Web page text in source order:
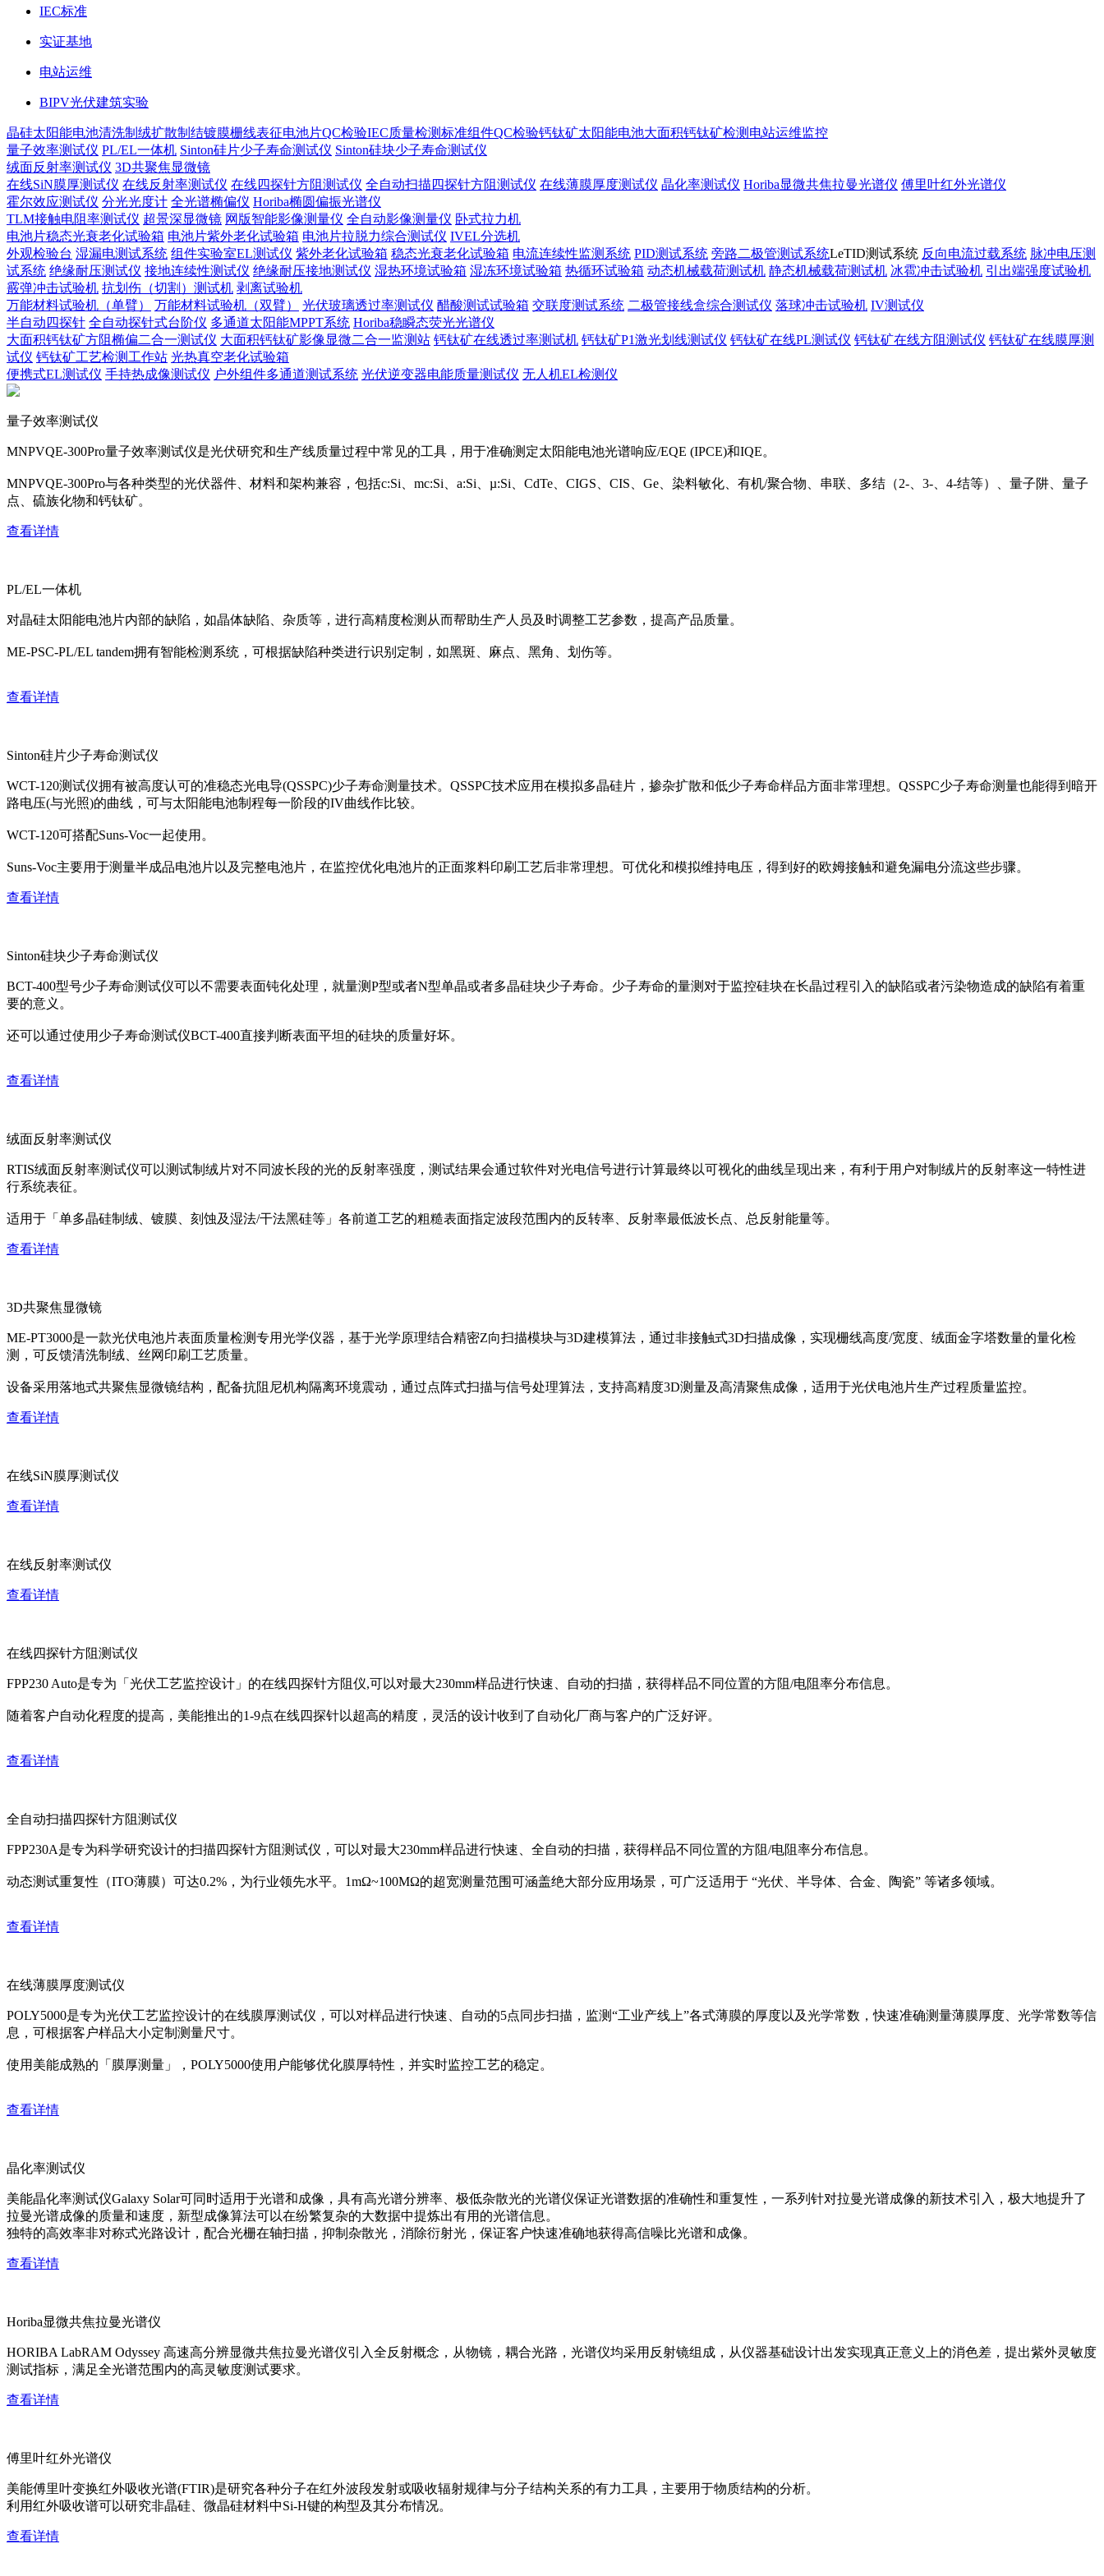
IEC标准
实证基地
电站运维
BIPV光伏建筑实验
晶硅太阳能电池清洗制绒扩散制结镀膜栅线表征电池片QC检验IEC质量检测标准组件QC检验钙钛矿太阳能电池大面积钙钛矿检测 电站运维监控
量子效率测试仪 PL/EL一体机 Sinton硅片少子寿命测试仪 Sinton硅块少子寿命测试仪
绒面反射率测试仪 3D共聚焦显微镜
在线SiN膜厚测试仪 在线反射率测试仪 在线四探针方阻测试仪 全自动扫描四探针方阻测试仪 在线薄膜厚度测试仪 晶化率测试仪 Horiba显微共焦拉曼光谱仪 傅里叶红外光谱仪
霍尔效应测试仪 分光光度计 全光谱椭偏仪 Horiba椭圆偏振光谱仪
TLM接触电阻率测试仪 超景深显微镜 网版智能影像测量仪 全自动影像测量仪 卧式拉力机
电池片稳态光衰老化试验箱 电池片紫外老化试验箱 电池片拉脱力综合测试仪 IVEL分选机
外观检验台 湿漏电测试系统 组件实验室EL测试仪 紫外老化试验箱 稳态光衰老化试验箱 电流连续性监测系统 PID测试系统 旁路二极管测试系统LeTID测试系统 反向电流过载系统 脉冲电压测
试系统 绝缘耐压测试仪 接地连续性测试仪 绝缘耐压接地测试仪 湿热环境试验箱 湿冻环境试验箱 热循环试验箱 动态机械载荷测试机 静态机械载荷测试机 冰雹冲击试验机 引出端强度试验机
霰弹冲击试验机 抗划伤（切割）测试机 剥离试验机
万能材料试验机（单臂）
万能材料试验机（双臂） 光伏玻璃透过率测试仪 醋酸测试试验箱 交联度测试系统 二极管接线盒综合测试仪 落球冲击试验机 IV测试仪
半自动四探针 全自动探针式台阶仪 多通道太阳能MPPT系统 Horiba稳瞬态荧光光谱仪
大面积钙钛矿方阻椭偏二合一测试仪 大面积钙钛矿影像显微二合一监测站 钙钛矿在线透过率测试机 钙钛矿P1激光划线测试仪 钙钛矿在线PL测试仪 钙钛矿在线方阻测试仪 钙钛矿在线膜厚测
试仪 钙钛矿工艺检测工作站 光热真空老化试验箱
便携式EL测试仪 手持热成像测试仪 户外组件多通道测试系统 光伏逆变器电能质量测试仪 无人机EL检测仪
量子效率测试仪
MNPVQE-300Pro量子效率测试仪是光伏研究和生产线质量过程中常见的工具，用于准确测定太阳能电池光谱响应/EQE (IPCE)和IQE。
MNPVQE-300Pro与各种类型的光伏器件、材料和架构兼容，包括c:Si、mc:Si、a:Si、µ:Si、CdTe、CIGS、CIS、Ge、染料敏化、有机/聚合物、串联、多结（2-、3-、4-结等）、量子阱、量子
点、硫族化物和钙钛矿。
查看详情
PL/EL一体机
对晶硅太阳能电池片内部的缺陷，如晶体缺陷、杂质等，进行高精度检测从而帮助生产人员及时调整工艺参数，提高产品质量。
ME-PSC-PL/EL tandem拥有智能检测系统，可根据缺陷种类进行识别定制，如黑斑、麻点、黑角、划伤等。
查看详情
Sinton硅片少子寿命测试仪
WCT-120测试仪拥有被高度认可的准稳态光电导(QSSPC)少子寿命测量技术。QSSPC技术应用在模拟多晶硅片，掺杂扩散和低少子寿命样品方面非常理想。QSSPC少子寿命测量也能得到暗开
路电压(与光照)的曲线，可与太阳能电池制程每一阶段的IV曲线作比较。
WCT-120可搭配Suns-Voc一起使用。
Suns-Voc主要用于测量半成品电池片以及完整电池片，在监控优化电池片的正面浆料印刷工艺后非常理想。可优化和模拟维持电压，得到好的欧姆接触和避免漏电分流这些步骤。
查看详情
Sinton硅块少子寿命测试仪
BCT-400型号少子寿命测试仪可以不需要表面钝化处理，就量测P型或者N型单晶或者多晶硅块少子寿命。少子寿命的量测对于监控硅块在长晶过程引入的缺陷或者污染物造成的缺陷有着重
要的意义。
还可以通过使用少子寿命测试仪BCT-400直接判断表面平坦的硅块的质量好坏。
查看详情
绒面反射率测试仪
RTIS绒面反射率测试仪可以测试制绒片对不同波长段的光的反射率强度，测试结果会通过软件对光电信号进行计算最终以可视化的曲线呈现出来，有利于用户对制绒片的反射率这一特性进
行系统表征。
适用于「单多晶硅制绒、镀膜、刻蚀及湿法/干法黑硅等」各前道工艺的粗糙表面指定波段范围内的反转率、反射率最低波长点、总反射能量等。
查看详情
3D共聚焦显微镜
ME-PT3000是一款光伏电池片表面质量检测专用光学仪器，基于光学原理结合精密Z向扫描模块与3D建模算法，通过非接触式3D扫描成像，实现栅线高度/宽度、绒面金字塔数量的量化检
测，可反馈清洗制绒、丝网印刷工艺质量。
设备采用落地式共聚焦显微镜结构，配备抗阻尼机构隔离环境震动，通过点阵式扫描与信号处理算法，支持高精度3D测量及高清聚焦成像，适用于光伏电池片生产过程质量监控。
查看详情
在线SiN膜厚测试仪
查看详情
在线反射率测试仪
查看详情
在线四探针方阻测试仪
FPP230 Auto是专为「光伏工艺监控设计」的在线四探针方阻仪,可以对最大230mm样品进行快速、自动的扫描，获得样品不同位置的方阻/电阻率分布信息。
随着客户自动化程度的提高，美能推出的1-9点在线四探针以超高的精度，灵活的设计收到了自动化厂商与客户的广泛好评。
查看详情
全自动扫描四探针方阻测试仪
FPP230A是专为科学研究设计的扫描四探针方阻测试仪，可以对最大230mm样品进行快速、全自动的扫描，获得样品不同位置的方阻/电阻率分布信息。
动态测试重复性（ITO薄膜）可达0.2%，为行业领先水平。1mΩ~100MΩ的超宽测量范围可涵盖绝大部分应用场景，可广泛适用于 “光伏、半导体、合金、陶瓷” 等诸多领域。
查看详情
在线薄膜厚度测试仪
POLY5000是专为光伏工艺监控设计的在线膜厚测试仪，可以对样品进行快速、自动的5点同步扫描，监测“工业产线上”各式薄膜的厚度以及光学常数，快速准确测量薄膜厚度、光学常数等信
息，可根据客户样品大小定制测量尺寸。
使用美能成熟的「膜厚测量」，POLY5000使用户能够优化膜厚特性，并实时监控工艺的稳定。
查看详情
晶化率测试仪
美能晶化率测试仪Galaxy Solar可同时适用于光谱和成像，具有高光谱分辨率、极低杂散光的光谱仪保证光谱数据的准确性和重复性，一系列针对拉曼光谱成像的新技术引入，极大地提升了
拉曼光谱成像的质量和速度，新型成像算法可以在纷繁复杂的大数据中提炼出有用的光谱信息。
独特的高效率非对称式光路设计，配合光栅在轴扫描，抑制杂散光，消除衍射光，保证客户快速准确地获得高信噪比光谱和成像。
查看详情
Horiba显微共焦拉曼光谱仪
HORIBA LabRAM Odyssey 高速高分辨显微共焦拉曼光谱仪引入全反射概念，从物镜，耦合光路，光谱仪均采用反射镜组成，从仪器基础设计出发实现真正意义上的消色差，提出紫外灵敏度
测试指标，满足全光谱范围内的高灵敏度测试要求。
查看详情
傅里叶红外光谱仪
美能傅里叶变换红外吸收光谱(FTIR)是研究各种分子在红外波段发射或吸收辐射规律与分子结构关系的有力工具，主要用于物质结构的分析。
利用红外吸收谱可以研究非晶硅、微晶硅材料中Si-H键的构型及其分布情况。
查看详情